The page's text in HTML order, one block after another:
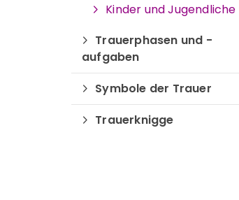
Kinder und Jugendliche
Trauerphasen und -
aufgaben
Symbole der Trauer
Trauerknigge